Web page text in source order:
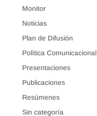
Monitor
Noticias
Plan de Difusión
Política Comunicacional
Presentaciones
Publicaciones
Resúmenes
Sin categoría